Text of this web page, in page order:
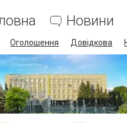
Новини
Оголошення Довідкова